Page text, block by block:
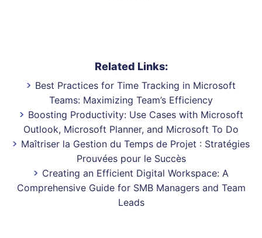
Related Links:
Best Practices for Time Tracking in Microsoft
Teams: Maximizing Team’s Efficiency
Boosting Productivity: Use Cases with Microsoft
Outlook, Microsoft Planner, and Microsoft To Do
Maîtriser la Gestion du Temps de Projet : Stratégies
Prouvées pour le Succès
Creating an Efficient Digital Workspace: A
Comprehensive Guide for SMB Managers and Team
Leads